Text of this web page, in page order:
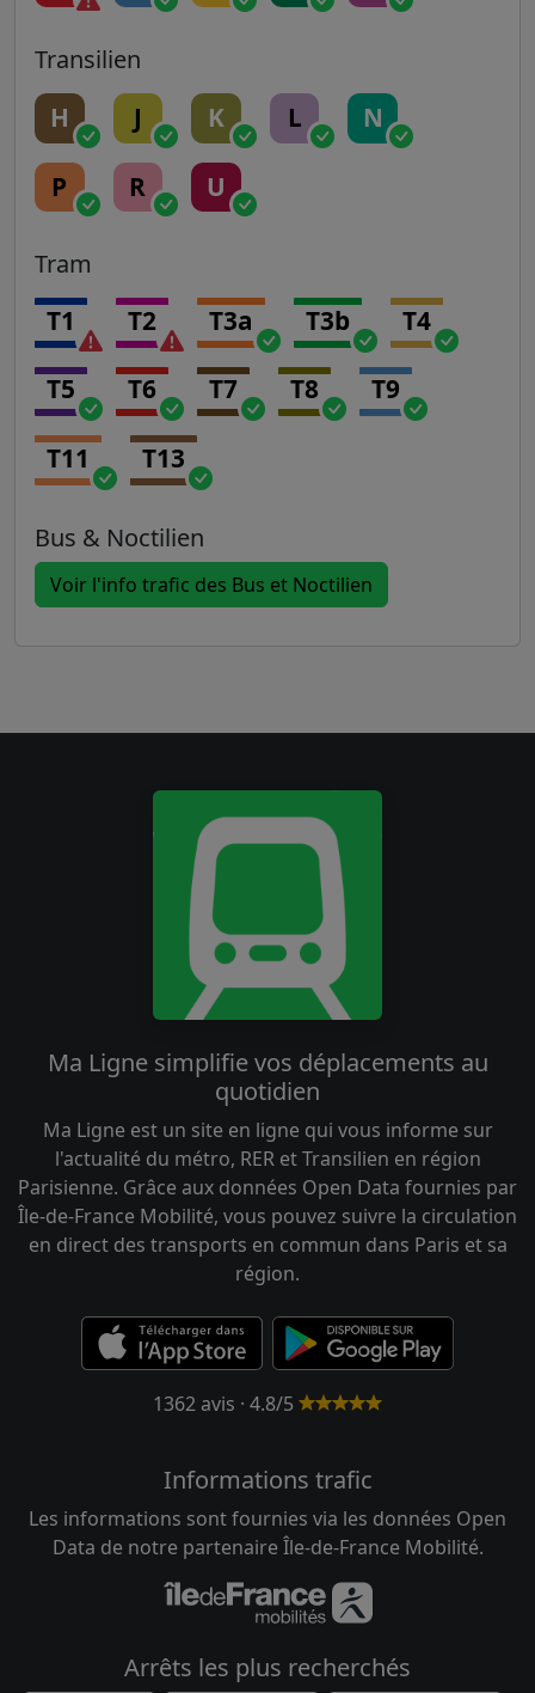
Transilien
H J K L N
P R U
Tram
T1 T2 T3a T3b T4
T5 T6 T7 T8 T9
T11 T13
Bus & Noctilien
Voir l'info trafic des Bus et Noctilien
Ma Ligne simplifie vos déplacements au
quotidien
Ma Ligne est un site en ligne qui vous informe sur
l'actualité du métro, RER et Transilien en région
Parisienne. Grâce aux données Open Data fournies par
Île-de-France Mobilité, vous pouvez suivre la circulation
en direct des transports en commun dans Paris et sa
région.
1362 avis · 4.8/5
Informations trafic
Les informations sont fournies via les données Open
Data de notre partenaire Île-de-France Mobilité.
Arrêts les plus recherchés